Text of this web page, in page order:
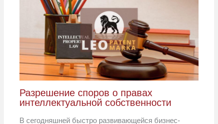
Разрешение споров о правах
интеллектуальной собственности
В сегодняшней быстро развивающейся бизнес-